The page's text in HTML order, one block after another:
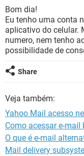
INSTAGRAM
GUIA DE COMPRAS
OUTLOOK
INSTAGRAM
GUIA DE COMPRAS
JOGOS
CELULAR
OUTLOOK
GUIA DE COMPRAS
Bom dia!
Eu tenho uma conta
aplicativo do celular.
numero, nem tenho
possibilidade de
Share
Veja também:
Yahoo Mail acesso
Como acessar e-mail
O que é e-mail
Mail delivery